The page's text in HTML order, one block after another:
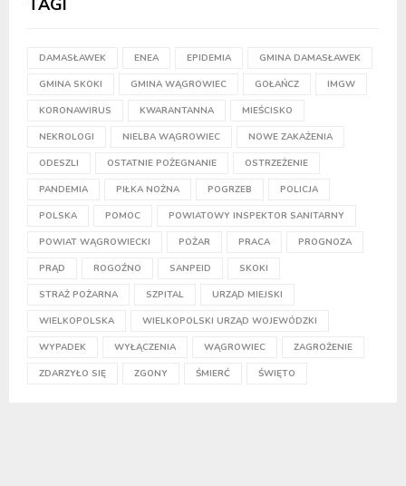
TAGI
DAMASŁAWEK ENEA EPIDEMIA GMINA DAMASŁAWEK
GMINA SKOKI GMINA WĄGROWIEC GOŁAŃCZ IMGW
KORONAWIRUS KWARANTANNA MIEŚCISKO
NEKROLOGI NIELBA WĄGROWIEC NOWE ZAKAŻENIA
ODESZLI OSTATNIE POŻEGNANIE OSTRZEŻENIE
PANDEMIA PIŁKA NOŻNA POGRZEB POLICJA
POLSKA POMOC POWIATOWY INSPEKTOR SANITARNY
POWIAT WĄGROWIECKI POŻAR PRACA PROGNOZA
PRĄD ROGOŹNO SANPEID SKOKI
STRAŻ POŻARNA SZPITAL URZĄD MIEJSKI
WIELKOPOLSKA WIELKOPOLSKI URZĄD WOJEWÓDZKI
WYPADEK WYŁĄCZENIA WĄGROWIEC ZAGROŻENIE
ZDARZYŁO SIĘ ZGONY ŚMIERĆ ŚWIĘTO